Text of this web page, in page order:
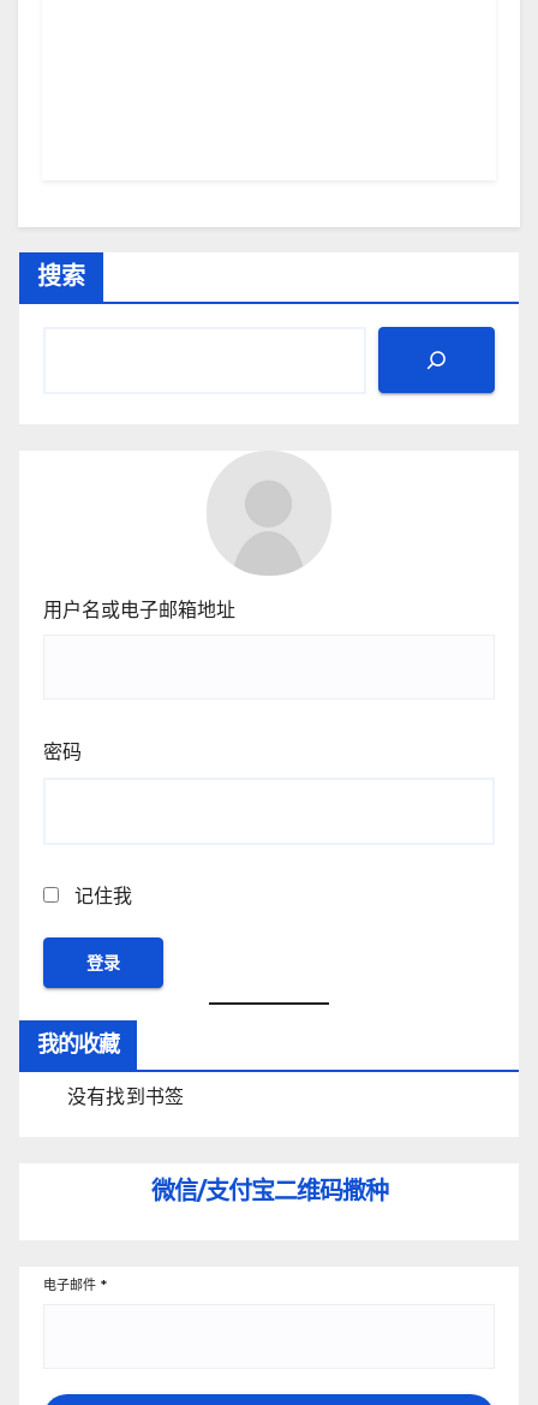
搜索
用户名或电子邮箱地址
密码
记住我
我的收藏
没有找到书签
微信/支付宝二维码撒种
电子邮件 *